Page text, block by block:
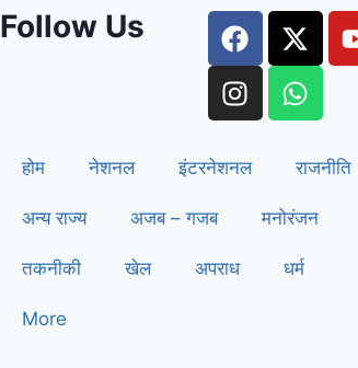
Follow Us
होम नेशनल इंटरनेशनल राजनीति
अन्य राज्य अजब – गजब मनोरंजन
तकनीकी खेल अपराध धर्म
More